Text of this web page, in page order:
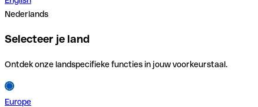
Nederlands
Selecteer je land
Ontdek onze landspecifieke functies in jouw voorkeurstaal.
Europe